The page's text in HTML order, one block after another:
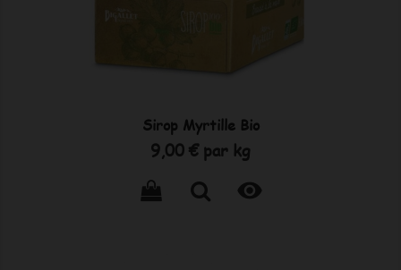
Sirop Myrtille Bio
Prix
9,00 € par kg
